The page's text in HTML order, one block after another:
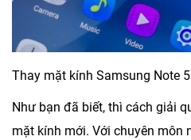
Thay mặt kính Samsung Note
Như bạn đã biết, thì cách giải
mặt kính mới. Với chuyên môn